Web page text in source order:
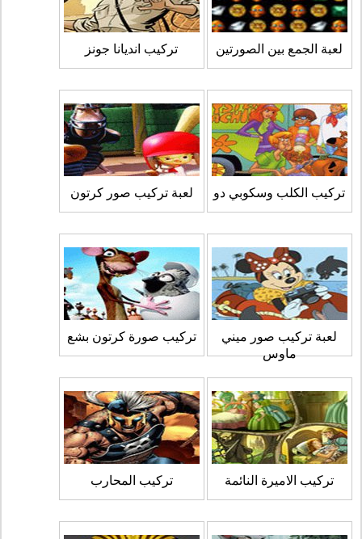
لعبة الجمع بين الصورتين تركيب انديانا جونز
تركيب الكلب وسكوبي دو لعبة تركيب صور كرتون
لعبة تركيب صور ميني
ماوس
تركيب صورة كرتون بشع
تركيب الاميرة النائمة تركيب المحارب